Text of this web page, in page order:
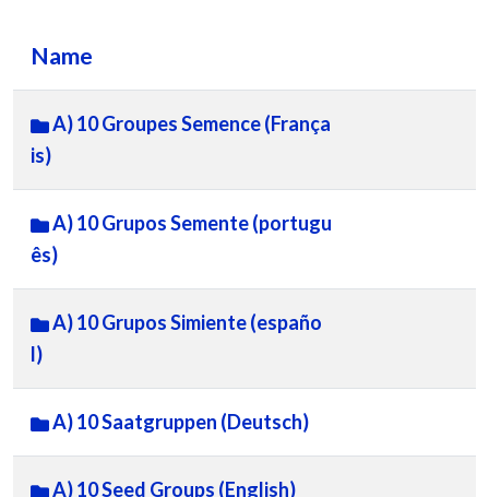
Name
A) 10 Groupes Semence (França
is)
A) 10 Grupos Semente (portugu
ês)
A) 10 Grupos Simiente (españo
l)
A) 10 Saatgruppen (Deutsch)
A) 10 Seed Groups (English)